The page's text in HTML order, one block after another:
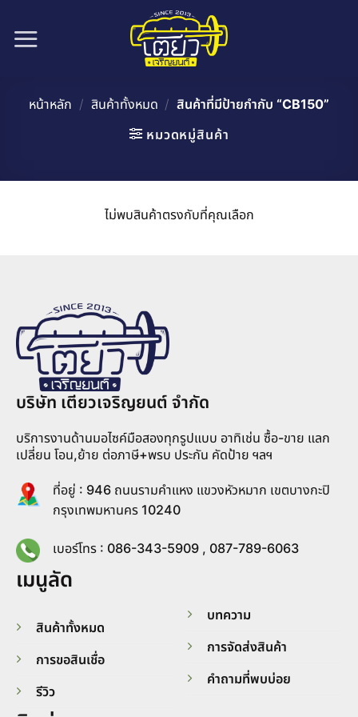
หน้าหลัก / สินค้าทั้งหมด / สินค้าที่มีป้ายกำกับ “CB150”
หมวดหมู่สินค้า
ไม่พบสินค้าตรงกับที่คุณเลือก
บริษัท เตียวเจริญยนต์ จำกัด
บริการงานด้านมอไซค์มือสองทุกรูปแบบ อาทิเช่น ซื้อ-ขาย แลก
เปลี่ยน โอน,ย้าย ต่อภาษี+พรบ ประกัน คัดป้าย ฯลฯ
ที่อยู่ : 946 ถนนรามคำแหง แขวงหัวหมาก เขตบางกะปิ
กรุงเทพมหานคร 10240
เบอร์โทร : 086-343-5909 , 087-789-6063
เมนูลัด
สินค้าทั้งหมด
การขอสินเชื่อ
รีวิว
บทความ
การจัดส่งสินค้า
คำถามที่พบบ่อย